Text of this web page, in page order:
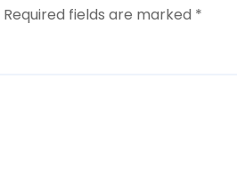
Required fields are marked *